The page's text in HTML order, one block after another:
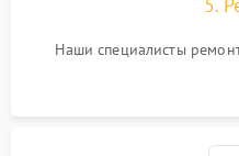
Наши специалисты